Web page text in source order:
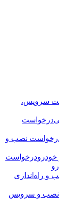
سرویس،
درخواست
نصب و
درخواست
راه‌اندازی
و سرویس